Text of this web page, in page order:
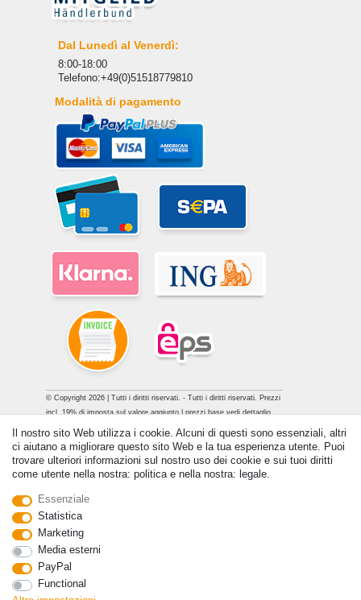
Il nostro sito Web utilizza i cookie. Alcuni di questi sono essenziali, altri
ci aiutano a migliorare questo sito Web e la tua esperienza utente. Puoi
trovare ulteriori informazioni sul nostro uso dei cookie e sui tuoi diritti
come utente nella nostra: politica e nella nostra: legale.
Essenziale
Statistica
Marketing
Media esterni
PayPal
Functional
Dal Lunedì al Venerdì:
8:00-18:00
Telefono:+49(0)51518779810
Modalità di pagamento
© Copyright 2026 | Tutti i diritti riservati. - Tutti i diritti riservati. Prezzi
incl. 19% di imposta sul valore aggiunto | prezzi base vedi dettaglio
articolo | *Si applica alle consegne in Italia!
Withdraw from contract here Contatto